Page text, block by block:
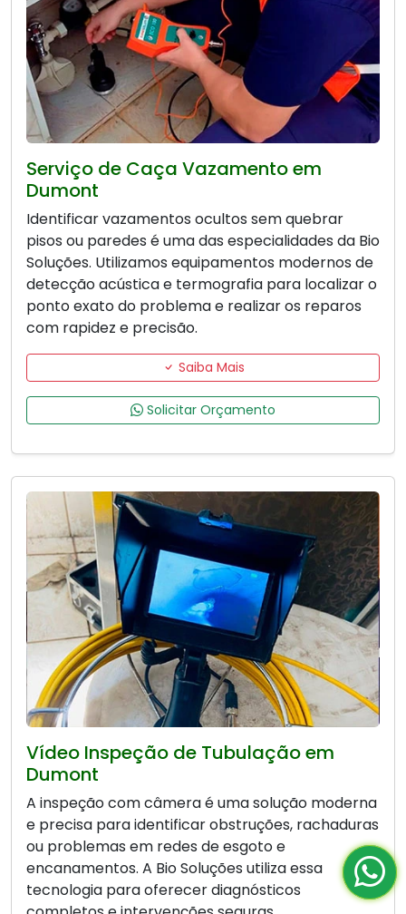
Serviço de Caça Vazamento em
Dumont
Identificar vazamentos ocultos sem quebrar
pisos ou paredes é uma das especialidades da Bio
Soluções. Utilizamos equipamentos modernos de
detecção acústica e termografia para localizar o
ponto exato do problema e realizar os reparos
com rapidez e precisão.
Saiba Mais
Solicitar Orçamento
Vídeo Inspeção de Tubulação em
Dumont
A inspeção com câmera é uma solução moderna
e precisa para identificar obstruções, rachaduras
ou problemas em redes de esgoto e
encanamentos. A Bio Soluções utiliza essa
tecnologia para oferecer diagnósticos